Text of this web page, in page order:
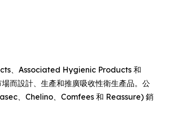
、Associated Hygienic Products 和
設計、生產和推廣吸收性衛生產品。公
、Chelino、Comfees和 Reassure) 銷